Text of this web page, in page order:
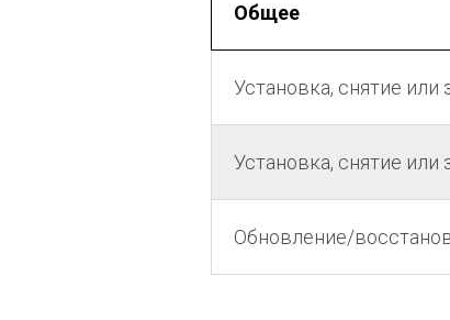
Общее
Установка, снятие или
Установка, снятие или
Обновление/